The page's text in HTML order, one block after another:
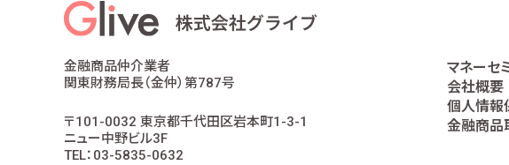
お客様との契約や法律等に基づく権利の行使や義務の履行
市場調査、並びにデータ分析やアンケートの実施等による
他の事業者等から個人情報の処理の全部又は一部につい
お取引先との打合せ、情報提供・連絡、お取引先の皆様か
当社株主様及び当社株式の管理業務、株主様又は会社によ
役職員の給与の計算・支払、人事管理業務のため
当社における採用活動、採用後の人事・安全管理及びこれ
金融商品仲介業者
関東財務局長（金仲）第787号
〒101-0032 東京都千代田区岩本町1-3-1
ニュー中野ビル3F
TEL：03-5835-0632
マネーセ
会社概要
個人情報
金融商品